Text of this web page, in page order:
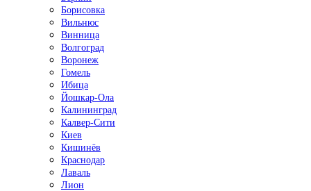
Борисовка
Вильнюс
Винница
Волгоград
Воронеж
Гомель
Ибица
Йошкар-Ола
Калининград
Калвер-Сити
Киев
Кишинёв
Краснодар
Лаваль
Лион